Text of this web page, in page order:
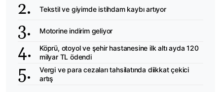
Tekstil ve giyimde istihdam kaybı artıyor
Motorine indirim geliyor
Köprü, otoyol ve şehir hastanesine ilk altı ayda 120
milyar TL ödendi
Vergi ve para cezaları tahsilatında diikkat çekici
artış